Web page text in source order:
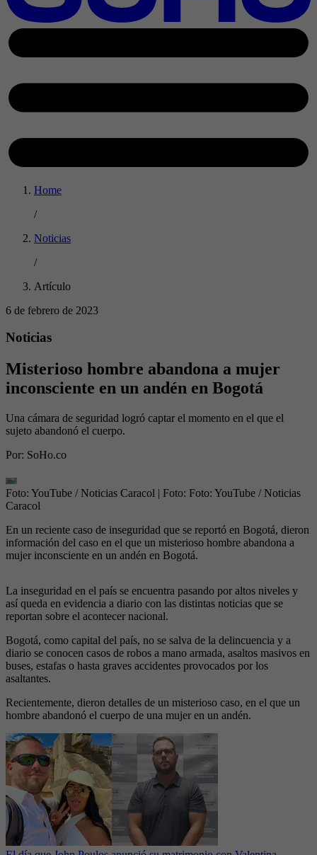
Home
/
Noticias
/
Artículo
6 de febrero de 2023
Noticias
Misterioso hombre abandona a mujer
inconsciente en un andén en Bogotá
Una cámara de seguridad logró captar el momento en el que el
sujeto abandonó el cuerpo.
Por: SoHo.co
Foto: YouTube / Noticias Caracol | Foto: Foto: YouTube / Noticias
Caracol
En un reciente caso de inseguridad que se reportó en Bogotá, dieron
información del caso en el que un misterioso hombre abandona a
mujer inconsciente en un andén en Bogotá.
La inseguridad en el país se encuentra pasando por altos niveles y
así queda en evidencia a diario con las distintas noticias que se
reportan sobre el acontecer nacional.
Bogotá, como capital del país, no se salva de la delincuencia y a
diario se conocen casos de robos a mano armada, asaltos masivos en
buses, estafas o hasta graves accidentes provocados por los
asaltantes.
Recientemente, dieron detalles de un misterioso caso, en el que un
hombre abandonó el cuerpo de una mujer en un andén.